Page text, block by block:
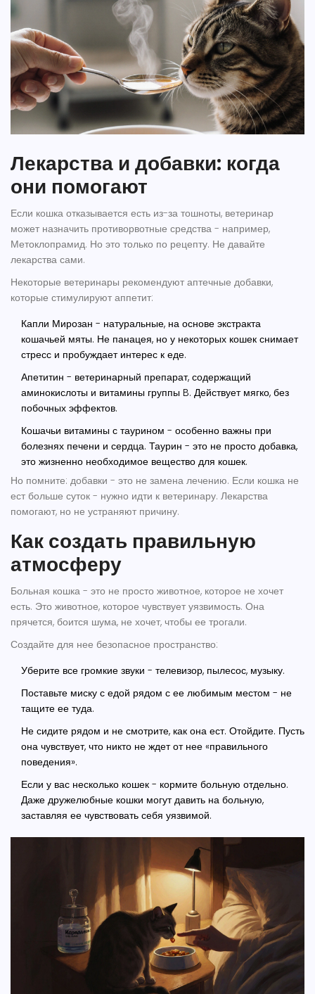
Лекарства и добавки: когда
они помогают
Если кошка отказывается есть из-за тошноты, ветеринар
может назначить противорвотные средства - например,
Метоклопрамид. Но это только по рецепту. Не давайте
лекарства сами.
Некоторые ветеринары рекомендуют аптечные добавки,
которые стимулируют аппетит:
Капли Мирозан - натуральные, на основе экстракта
кошачьей мяты. Не панацея, но у некоторых кошек снимает
стресс и пробуждает интерес к еде.
Апетитин - ветеринарный препарат, содержащий
аминокислоты и витамины группы B. Действует мягко, без
побочных эффектов.
Кошачьи витамины с таурином - особенно важны при
болезнях печени и сердца. Таурин - это не просто добавка,
это жизненно необходимое вещество для кошек.
Но помните: добавки - это не замена лечению. Если кошка не
ест больше суток - нужно идти к ветеринару. Лекарства
помогают, но не устраняют причину.
Как создать правильную
атмосферу
Больная кошка - это не просто животное, которое не хочет
есть. Это животное, которое чувствует уязвимость. Она
прячется, боится шума, не хочет, чтобы ее трогали.
Создайте для нее безопасное пространство:
Уберите все громкие звуки - телевизор, пылесос, музыку.
Поставьте миску с едой рядом с ее любимым местом - не
тащите ее туда.
Не сидите рядом и не смотрите, как она ест. Отойдите. Пусть
она чувствует, что никто не ждет от нее «правильного
поведения».
Если у вас несколько кошек - кормите больную отдельно.
Даже дружелюбные кошки могут давить на больную,
заставляя ее чувствовать себя уязвимой.